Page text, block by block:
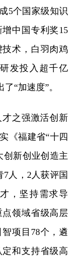
5个国家级知识
中国专利奖15
术，白羽肉鸡
发投入超千亿
“加速度”。
之强激活创新
《福建省“十四
创新创业创造主
人，2人获评国
，坚持需求导
领域省级高层
项目78个，遴
和支持省级高